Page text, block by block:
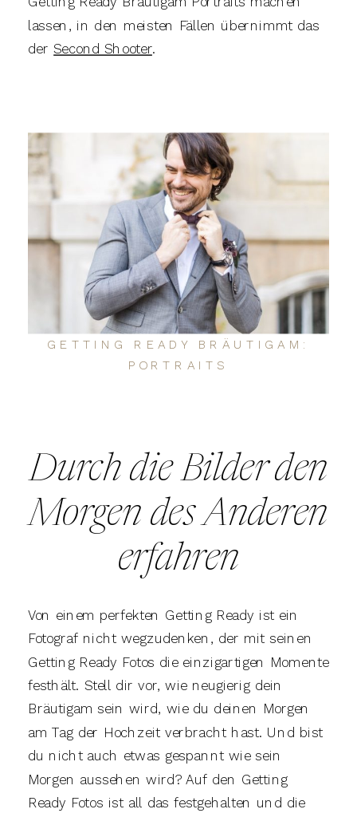
lassen, in den meisten Fällen übernimmt das
derSecond Shooter.
GETTING READY BRÄUTIGAM:
PORTRAITS
Durch die Bilder den
Morgen des Anderen
erfahren
Von einem perfekten Getting Ready ist ein
Fotograf nicht wegzudenken, der mit seinen
Getting Ready Fotos die einzigartigen Momente
festhält. Stell dir vor, wie neugierig dein
Bräutigam sein wird, wie du deinen Morgen
am Tag der Hochzeit verbracht hast. Und bist
du nicht auch etwas gespannt wie sein
Morgen aussehen wird? Auf den Getting
Ready Fotos ist all das festgehalten und die